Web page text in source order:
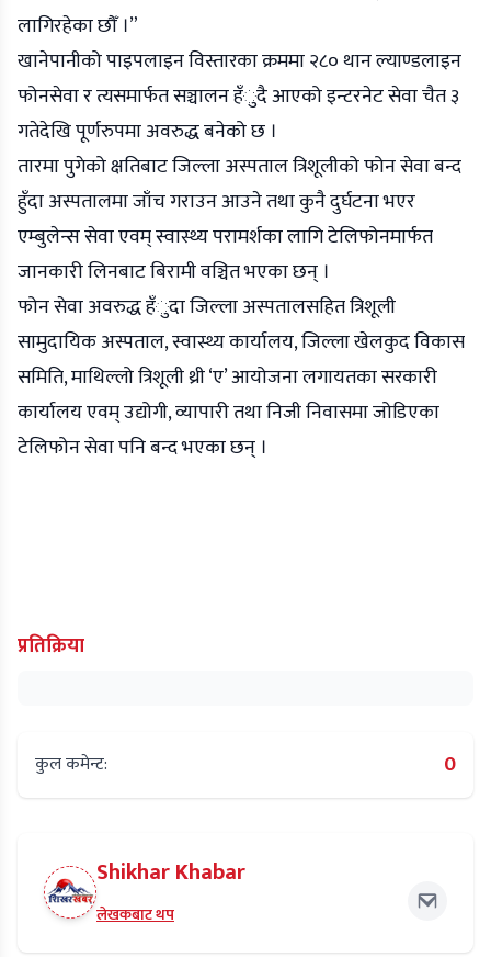
लागिरहेका छौँ ।”
खानेपानीको पाइपलाइन विस्तारका क्रममा २८० थान ल्याण्डलाइन
फोनसेवा र त्यसमार्फत सञ्चालन हँुदै आएको इन्टरनेट सेवा चैत ३
गतेदेखि पूर्णरुपमा अवरुद्ध बनेको छ ।
तारमा पुगेको क्षतिबाट जिल्ला अस्पताल त्रिशूलीको फोन सेवा बन्द
हुँदा अस्पतालमा जाँच गराउन आउने तथा कुनै दुर्घटना भएर
एम्बुलेन्स सेवा एवम् स्वास्थ्य परामर्शका लागि टेलिफोनमार्फत
जानकारी लिनबाट बिरामी वञ्चित भएका छन् ।
फोन सेवा अवरुद्ध हँुदा जिल्ला अस्पतालसहित त्रिशूली
सामुदायिक अस्पताल, स्वास्थ्य कार्यालय, जिल्ला खेलकुद विकास
समिति, माथिल्लो त्रिशूली थ्री ‘ए’ आयोजना लगायतका सरकारी
कार्यालय एवम् उद्योगी, व्यापारी तथा निजी निवासमा जोडिएका
टेलिफोन सेवा पनि बन्द भएका छन् ।
प्रतिक्रिया
कुल कमेन्ट: 0
Shikhar Khabar
लेखकबाट थप